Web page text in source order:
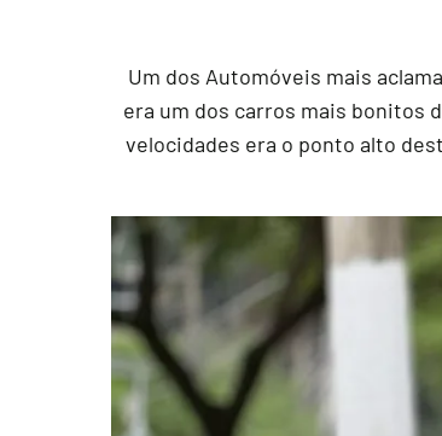
Um dos Automóveis mais
era um dos carros mais bonitos
velocidades era o ponto alto